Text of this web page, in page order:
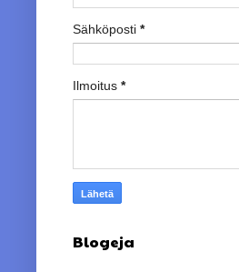
Sähköposti *
Ilmoitus *
Blogeja